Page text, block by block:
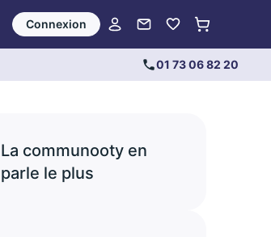
Connexion
01 73 06 82 20
La communooty en
parle le plus